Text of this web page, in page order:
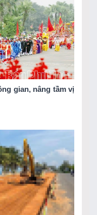
gian, nâng tầm vị